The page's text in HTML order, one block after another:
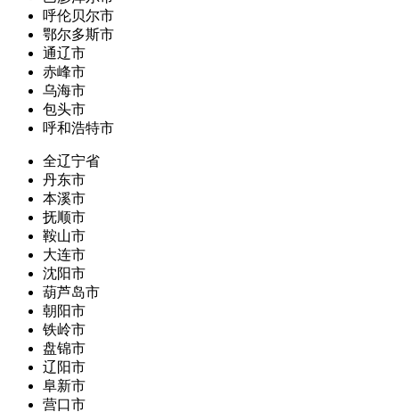
呼伦贝尔市
鄂尔多斯市
通辽市
赤峰市
乌海市
包头市
呼和浩特市
全辽宁省
丹东市
本溪市
抚顺市
鞍山市
大连市
沈阳市
葫芦岛市
朝阳市
铁岭市
盘锦市
辽阳市
阜新市
营口市